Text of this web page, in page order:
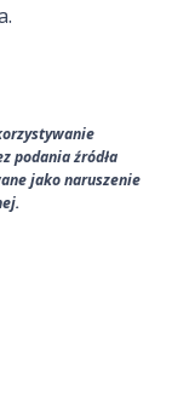
podania źródła
jako naruszenie